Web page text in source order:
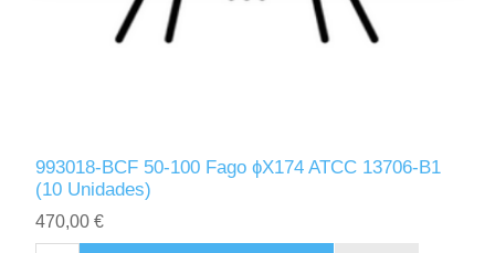
993018-BCF 50-100 Fago ɸX174 ATCC 13706-B1
(10 Unidades)
470,00 €